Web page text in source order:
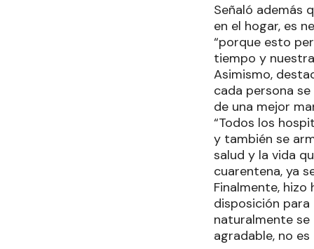
Señaló además
en el hogar, es
“porque esto
tiempo y
Asimismo,
cada persona
de una mejor
“Todos los
y también se
salud y la vida
cuarentena, ya
Finalmente,
disposición
naturalmente se
agradable, no